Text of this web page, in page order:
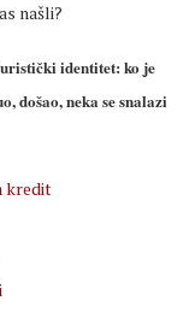
našli?
identitet: ko je
došao, neka se snalazi
kredit